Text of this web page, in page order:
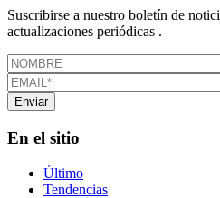
Suscribirse a nuestro boletín de
actualizaciones periódicas .
En el sitio
Último
Tendencias